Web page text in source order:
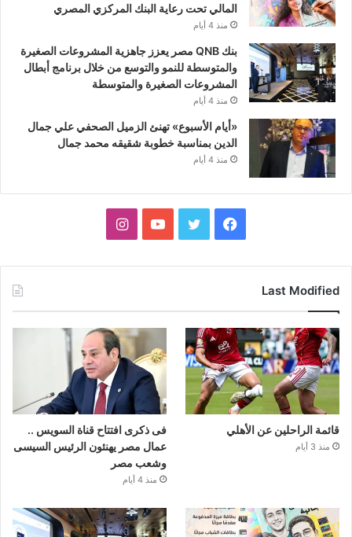
المالي تحت رعاية البنك المركزي المصري
منذ 4 أيام
بنك QNB مصر يعزز جاهزية المشروعات الصغيرة
والمتوسطة للنمو والتوسع من خلال برنامج أبطال
المشروعات الصغيرة والمتوسطة
منذ 4 أيام
«أيام الأسبوع» تهنئ الزميل الصحفي علي جمال
الدين بمناسبة خطوبة شقيقه محمد جمال
منذ 4 أيام
فيسبوك تويتر يوتيوبانستقرام
Last Modified
قائمة الراحلين عن الأهلي
منذ 3 أيام
فى ذكرى افتتاح قناة السويس ..
عمال مصر يهنئون الرئيس السيسى
وشعب مصر
منذ 4 أيام